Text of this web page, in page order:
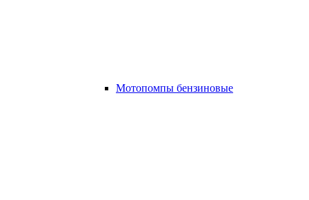
Мотопомпы бензиновые